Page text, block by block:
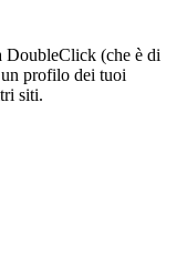
DoubleClick (che è di
profilo dei tuoi
siti.